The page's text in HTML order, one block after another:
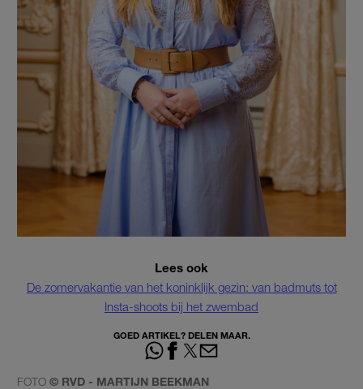
Lees ook
De zomervakantie van het koninklijk gezin: van badmuts tot
Insta-shoots bij het zwembad
GOED ARTIKEL? DELEN MAAR.
FOTO © RVD - MARTIJN BEEKMAN